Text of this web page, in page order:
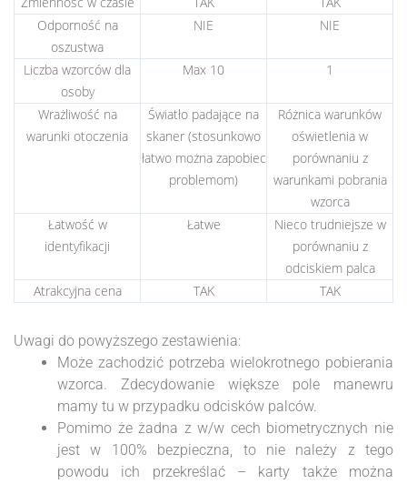
Odporność na
oszustwa
NIE NIE
Liczba wzorców dla
osoby
Max 10 1
Wrażliwość na
warunki otoczenia
Światło padające na
skaner (stosunkowo
łatwo można zapobiec
problemom)
Różnica warunków
oświetlenia w
porównaniu z
warunkami pobrania
wzorca
Łatwość w
identyfikacji
Łatwe
Nieco trudniejsze w
porównaniu z
odciskiem palca
Atrakcyjna cena
TAK TAK
Uwagi do powyższego zestawienia:
Może zachodzić potrzeba wielokrotnego pobierania
wzorca. Zdecydowanie większe pole manewru
mamy tu w przypadku odcisków palców.
Pomimo że żadna z w/w cech biometrycznych nie
jest w 100% bezpieczna, to nie należy z tego
powodu ich przekreślać – karty także można